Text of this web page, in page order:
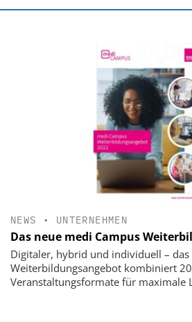
NEWS • UNTERNEHMEN
Das neue medi Campus
Digitaler, hybrid und individuell – das
Weiterbildungsangebot kombiniert
Veranstaltungsformate für maximale